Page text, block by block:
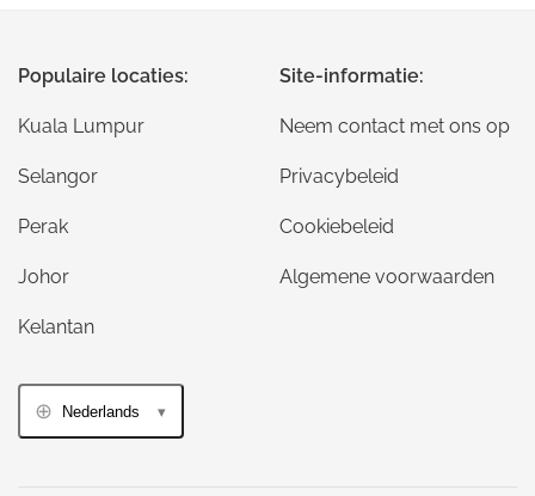
Populaire locaties:
Kuala Lumpur
Selangor
Perak
Johor
Kelantan
Site-informatie:
Neem contact met ons op
Privacybeleid
Cookiebeleid
Algemene voorwaarden
Nederlands